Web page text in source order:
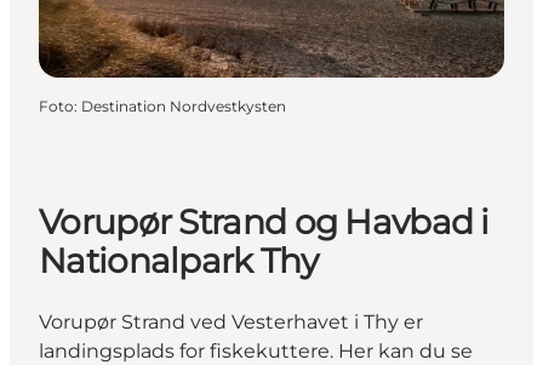
Foto: Destination Nordvestkysten
Vorupør Strand og Havbad i
Nationalpark Thy
Vorupør Strand ved Vesterhavet i Thy er
landingsplads for fiskekuttere. Her kan du se